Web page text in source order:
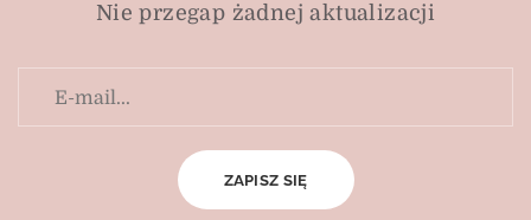
Nie przegap żadnej aktualizacji